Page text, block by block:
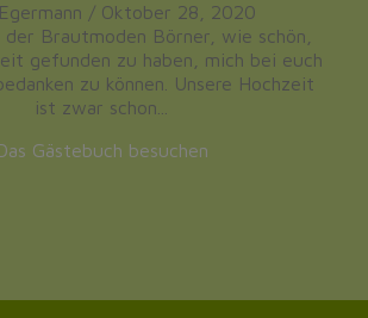
/ Oktober 28, 2020
der Brautmoden Börner, wie schön,
gefunden zu haben, mich bei euch
zu können. Unsere Hochzeit
ist zwar schon...
Gästebuch besuchen